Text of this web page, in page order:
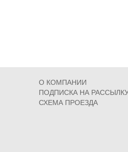
О КОМПАНИИ
ПОДПИСКА НА
СХЕМА ПРОЕЗДА